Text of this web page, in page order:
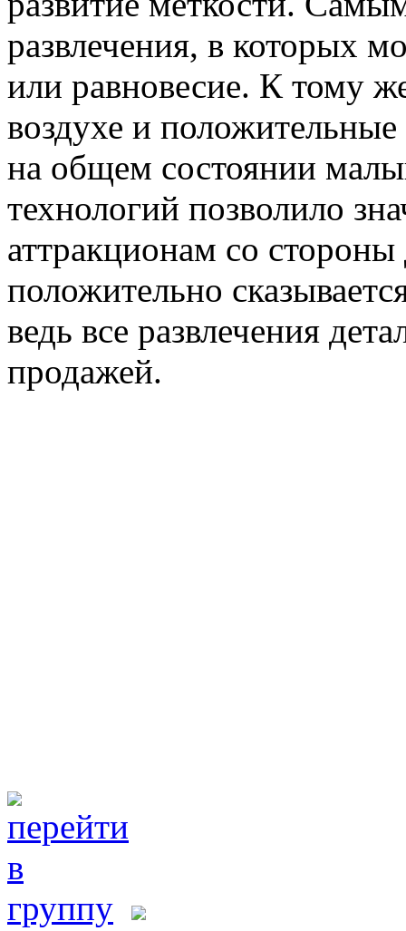
развлечения, в которых
или равновесие. К тому
воздухе и
на общем состоянии
технологий позволило
аттракционам со
положительно
ведь все развлечения
продажей.